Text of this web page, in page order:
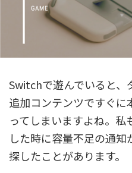
Switchで遊んでいると、
追加コンテンツですぐ
ってしまいますよね。私
した時に容量不足の通知
探したことがあります。